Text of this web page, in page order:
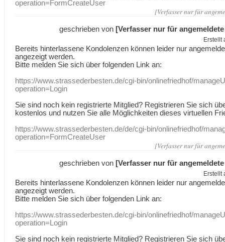
operation=FormCreateUser
[Verfasser nur für
geschrieben von [Verfasser nur für
Erstellt
Bereits hinterlassene Kondolenzen können leider nur
angezeigt werden.
Bitte melden Sie sich über folgenden Link an:
https://www.strassederbesten.de/cgi-bin/onlinefriedhof/
operation=Login
Sie sind noch kein registrierte Mitglied? Registrieren Sie sich
kostenlos und nutzen Sie alle Möglichkeiten dieses virtuellen
https://www.strassederbesten.de/de/cgi-bin/onlinefriedhof/
operation=FormCreateUser
[Verfasser nur für
geschrieben von [Verfasser nur für
Erstellt
Bereits hinterlassene Kondolenzen können leider nur
angezeigt werden.
Bitte melden Sie sich über folgenden Link an:
https://www.strassederbesten.de/cgi-bin/onlinefriedhof/
operation=Login
Sie sind noch kein registrierte Mitglied? Registrieren Sie sich